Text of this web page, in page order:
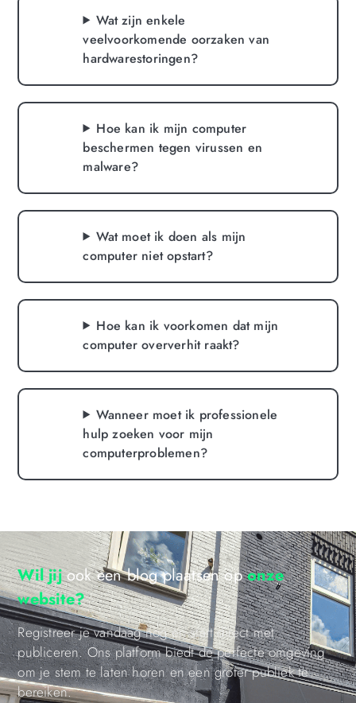
Wat zijn enkele
veelvoorkomende oorzaken van
hardwarestoringen?
Hoe kan ik mijn computer
beschermen tegen virussen en
malware?
Wat moet ik doen als mijn
computer niet opstart?
Hoe kan ik voorkomen dat mijn
computer oververhit raakt?
Wanneer moet ik professionele
hulp zoeken voor mijn
computerproblemen?
Wil jijook een blog plaatsen oponze
website?
Registreer je vandaag nog en start direct met
publiceren. Ons platform biedt de perfecte omgeving
om je stem te laten horen en een groter publiek te
bereiken.